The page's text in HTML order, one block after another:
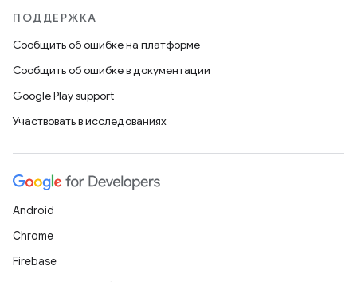
ПОДДЕРЖКА
Сообщить об ошибке на платформе
Сообщить об ошибке в документации
Google Play support
Участвовать в исследованиях
Android
Chrome
Firebase